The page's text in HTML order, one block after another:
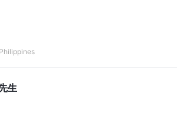
Philippines
生